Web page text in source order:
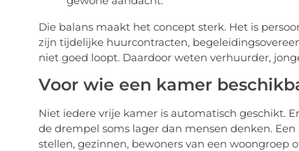
Die balans maakt het concept sterk. Het is
zijn tijdelijke huurcontracten,
niet goed loopt. Daardoor weten verhuurder,
Voor wie een kamer
Niet iedere vrije kamer is automatisch geschikt.
de drempel soms lager dan mensen denken.
stellen, gezinnen, bewoners van een woongroep